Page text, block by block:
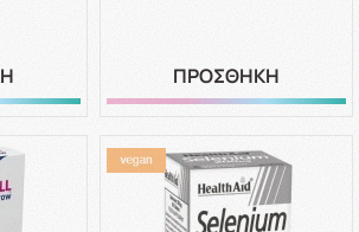
ΠΡΟΣΘΗΚΗ